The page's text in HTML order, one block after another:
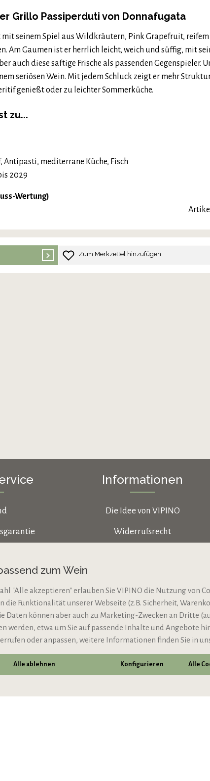
Grillo Passiperduti von Donnafugata
mit seinem Spiel aus Wildkräutern, Pink Grapefruit,
Am Gaumen ist er herrlich leicht, weich und süffig, mit
auch diese saftige Frische als passenden Gegenspieler.
seriösen Wein. Mit jedem Schluck zeigt er mehr
genießt oder zu leichter Sommerküche.
zu...
mediterrane Küche, Fisch
2029
Wertung)
Zum Merkzettel hinzufügen
Informationen
Die Idee von VIPINO
Widerrufsrecht
Impressum
Jugendschutz
zum Wein
"Alle akzeptieren" erlauben Sie VIPINO die Nutzung von
die Funktionalität unserer Webseite (z.B. Sicherheit,
Daten können aber auch zu Marketing-Zwecken an Dritte
werden, etwa um Sie auf passende Inhalte und Angebote
oder anpassen, weitere Informationen finden Sie in
Alle ablehnen Konfigurieren Alle